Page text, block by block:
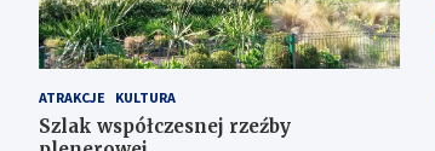
ATRAKCJE KULTURA
Szlak współczesnej rzeźby